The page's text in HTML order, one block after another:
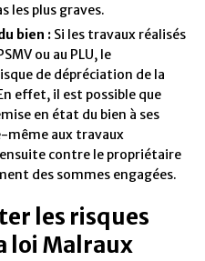
les plus graves.
bien : Si les travaux réalisés
ou au PLU, le
de dépréciation de la
effet, il est possible que
en état du bien à ses
même aux travaux
contre le propriétaire
des sommes engagées.
les risques
loi Malraux